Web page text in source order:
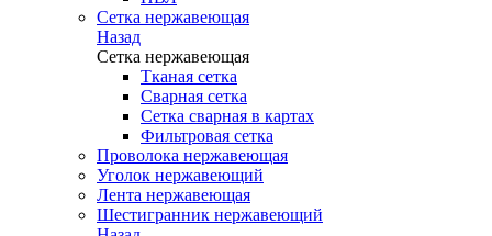
Сетка нержавеющая
Назад
Сетка нержавеющая
Тканая сетка
Сварная сетка
Сетка сварная в картах
Фильтровая сетка
Проволока нержавеющая
Уголок нержавеющий
Лента нержавеющая
Шестигранник нержавеющий